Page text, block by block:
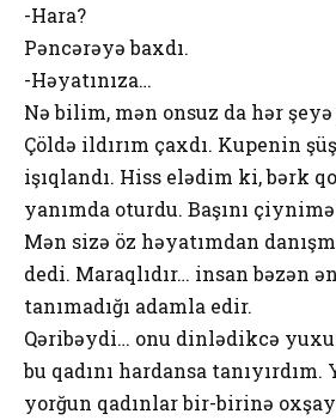
-Hara?
Pəncərəyə baxdı.
-Həyatınıza…
Nə bilim, mən onsuz da hər
Çöldə ildırım çaxdı. Kupenin
işıqlandı. Hiss elədim ki, bərk
yanımda oturdu. Başını
Mən sizə öz həyatımdan
dedi. Maraqlıdır… insan bəzən
tanımadığı adamla edir.
Qəribəydi… onu dinlədikcə
bu qadını hardansa tanıyırdım.
yorğun qadınlar bir-birinə